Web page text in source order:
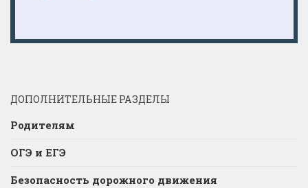
ДОПОЛНИТЕЛЬНЫЕ РАЗДЕЛЫ
Родителям
ОГЭ и ЕГЭ
Безопасность дорожного движения